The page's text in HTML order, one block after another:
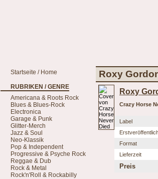
Startseite / Home
RUBRIKEN / GENRE
Americana & Roots Rock
Blues & Blues-Rock
Electronica
Garage & Punk
Glitter-Merch
Jazz & Soul
Neo-Klassik
Pop & Independent
Progressive & Psyche Rock
Reggae & Dub
Rock & Metal
Rock'n'Roll & Rockabilly
Roxy
Roxy
Crazy Horse
Label
Format
Lieferzeit
Preis